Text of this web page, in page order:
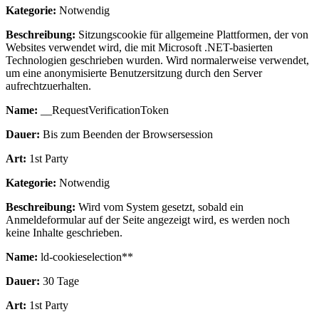
Kategorie: Notwendig
Beschreibung: Sitzungscookie für allgemeine Plattformen, der von
Websites verwendet wird, die mit Microsoft .NET-basierten
Technologien geschrieben wurden. Wird normalerweise verwendet,
um eine anonymisierte Benutzersitzung durch den Server
aufrechtzuerhalten.
Name: __RequestVerificationToken
Dauer: Bis zum Beenden der Browsersession
Art: 1st Party
Kategorie: Notwendig
Beschreibung: Wird vom System gesetzt, sobald ein
Anmeldeformular auf der Seite angezeigt wird, es werden noch
keine Inhalte geschrieben.
Name: ld-cookieselection**
Dauer: 30 Tage
Art: 1st Party